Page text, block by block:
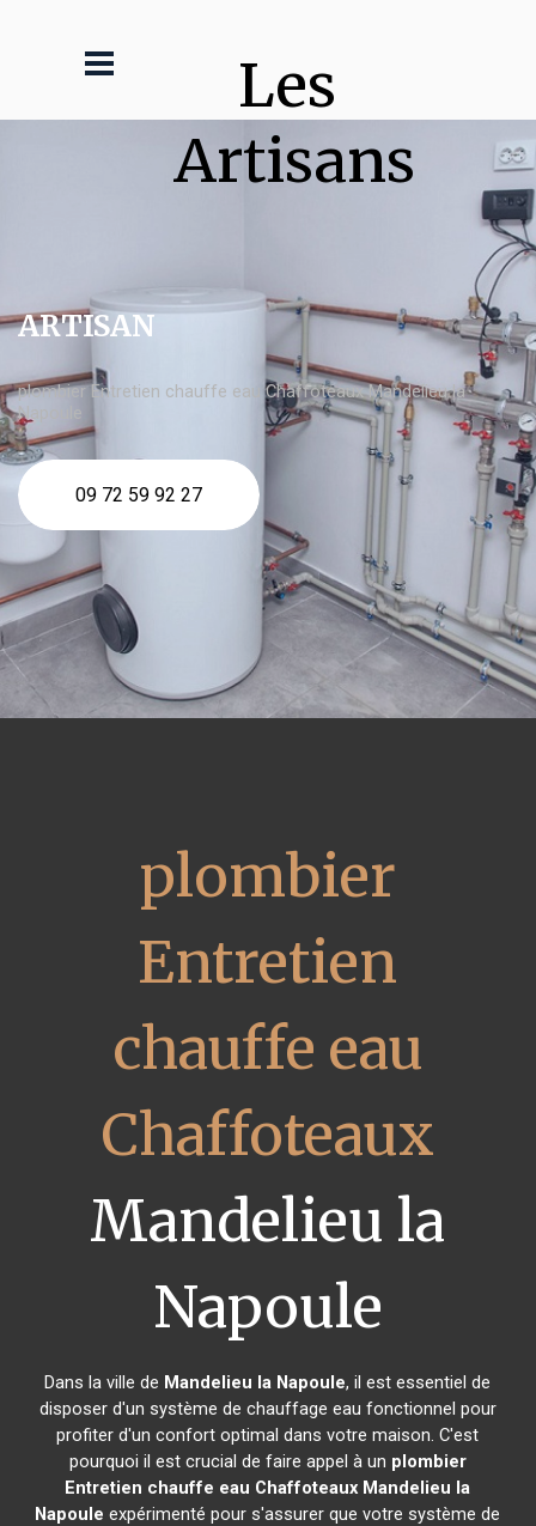
Les
Artisans
ARTISAN
plombier Entretien chauffe eau Chaffoteaux Mandelieu la
Napoule
09 72 59 92 27
plombier
Entretien
chauffe eau
Chaffoteaux
Mandelieu la
Napoule
Dans la ville de Mandelieu la Napoule, il est essentiel de
disposer d'un système de chauffage eau fonctionnel pour
profiter d'un confort optimal dans votre maison. C'est
pourquoi il est crucial de faire appel à un plombier
Entretien chauffe eau Chaffoteaux Mandelieu la
Napoule expérimenté pour s'assurer que votre système de